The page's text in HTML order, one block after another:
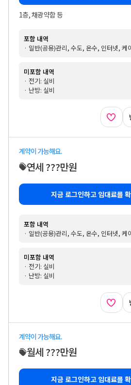
1층, 채광약함 등
포함 내역
· 일반(공용)관리, 수도, 온수, 인터넷, 케
미포함 내역
· 전기: 실비
· 난방: 실비
계약이 가능해요.
연세 ???만원
지금 로그인하고 임대료를
포함 내역
· 일반(공용)관리, 수도, 온수, 인터넷, 케
미포함 내역
· 전기: 실비
· 난방: 실비
계약이 가능해요.
월세 ???만원
지금 로그인하고 임대료를